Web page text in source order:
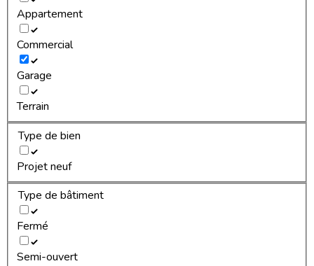
Appartement
Commercial
Garage
Terrain
Type de bien
Projet neuf
Type de bâtiment
Fermé
Semi-ouvert